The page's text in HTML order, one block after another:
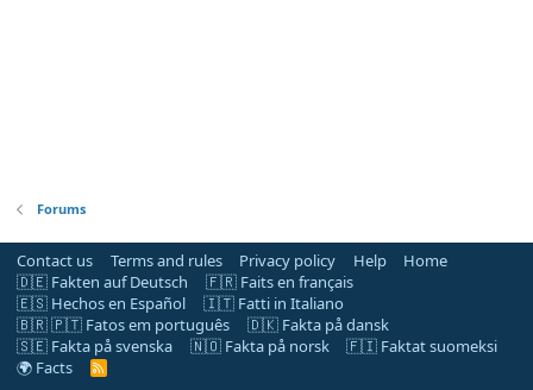
Forums
Contact us Terms and rules Privacy policy Help
Home
🇩🇪 Fakten auf Deutsch
🇫🇷 Faits en français
🇪🇸 Hechos en Español
🇮🇹 Fatti in Italiano
🇧🇷 🇵🇹 Fatos em português
🇩🇰 Fakta på dansk
🇸🇪 Fakta på svenska
🇳🇴 Fakta på norsk
🇫🇮 Faktat suomeksi
🌍 Facts
R